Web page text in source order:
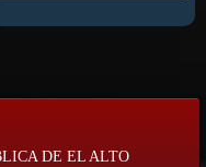
DE EL ALTO